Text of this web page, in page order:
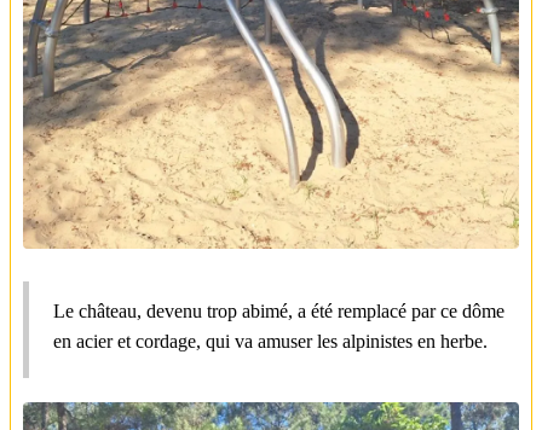
Le château, devenu trop abimé, a été remplacé par ce dôme
en acier et cordage, qui va amuser les alpinistes en herbe.